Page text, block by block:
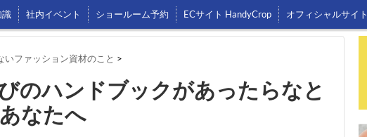
識 社内イベント ショールーム予約 ECサイト HandyCrop オフィシャルサイト
いファッション資材のこと >
のハンドブックがあったらなと
なたへ